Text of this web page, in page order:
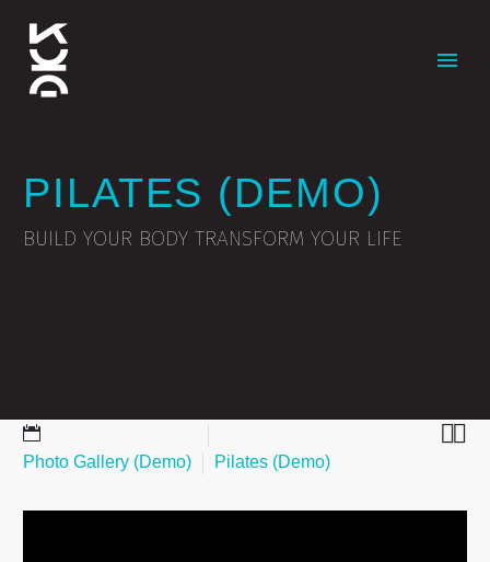
PILATES (DEMO)
BUILD YOUR BODY TRANSFORM YOUR LIFE

Photo Gallery (Demo)
Pilates (Demo)